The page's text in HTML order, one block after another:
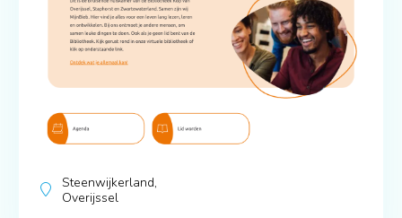
Steenwijkerland,
Overijssel